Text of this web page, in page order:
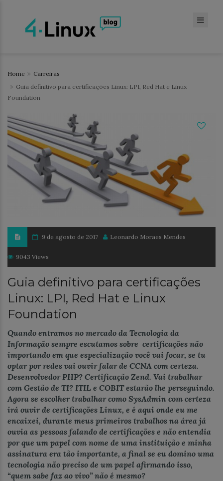
Home
Carreiras
Guia definitivo para certificações Linux: LPI, Red Hat e Linux
Foundation
9 de agosto de 2017 Leonardo Moraes Mendes
9043 Views
Guia definitivo para certificações
Linux: LPI, Red Hat e Linux
Foundation
Quando entramos no mercado da Tecnologia da
Informação sempre escutamos sobre certificações não
importando em que especialização você vai focar, se tu
optar por redes vai ouvir falar de CCNA com certeza.
Desenvolvedor PHP? Certificação Zend. Vai trabalhar
com Gestão de TI? ITIL e COBIT estarão lhe perseguindo.
Agora se escolher trabalhar como SysAdmin com certeza
irá ouvir de certificações Linux, e é aqui onde eu me
encaixei, durante meus primeiros trabalhos na área já
ouvia as pessoas falando de certificações e não entendia
por que um papel com nome de uma instituição e minha
assinatura era tão importante, a final se eu domino uma
tecnologia não preciso de um papel afirmando isso,
“quem sabe faz ao vivo” não é mesmo?